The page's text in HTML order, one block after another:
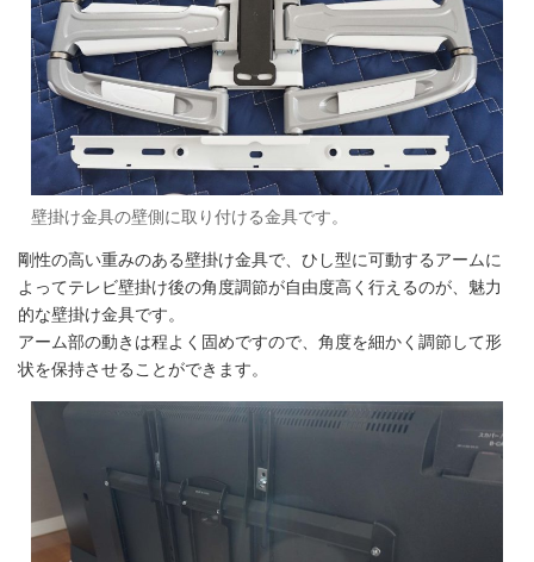
壁掛け金具の壁側に取り付ける金具です。
剛性の高い重みのある壁掛け金具で、ひし型に可動するアームに
よってテレビ壁掛け後の角度調節が自由度高く行えるのが、魅力
的な壁掛け金具です。
アーム部の動きは程よく固めですので、角度を細かく調節して形
状を保持させることができます。